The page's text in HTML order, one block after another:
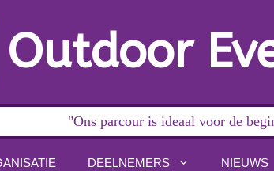
Outdoor
"Ons parcour is ideaal voor de
DEELNEMERS NIEUWS